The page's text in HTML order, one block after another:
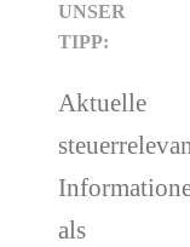
UNSER
TIPP:
Aktuelle
als